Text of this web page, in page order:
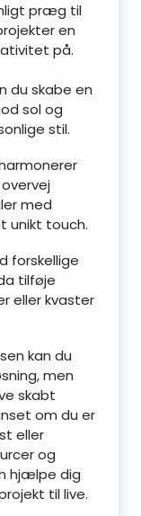
præg til
en
på.
du skabe en
sol og
stil.
med
unikt touch.
forskellige
tilføje
eller kvaster
kan du
men
skabt
om du er
eller
og
hjælpe dig
til live.